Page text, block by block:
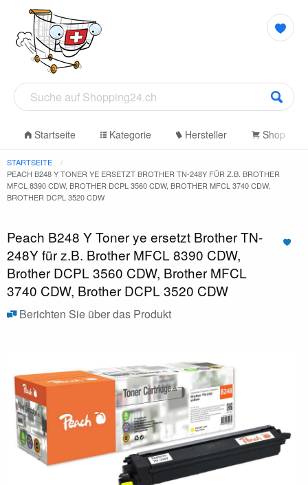
Startseite Kategorie Hersteller Shop
STARTSEITE
PEACH B248 Y TONER YE ERSETZT BROTHER TN-248Y FÜR Z.B. BROTHER
MFCL 8390 CDW, BROTHER DCPL 3560 CDW, BROTHER MFCL 3740 CDW,
BROTHER DCPL 3520 CDW
Peach B248 Y Toner ye ersetzt Brother TN-
248Y für z.B. Brother MFCL 8390 CDW,
Brother DCPL 3560 CDW, Brother MFCL
3740 CDW, Brother DCPL 3520 CDW
Berichten Sie über das Produkt